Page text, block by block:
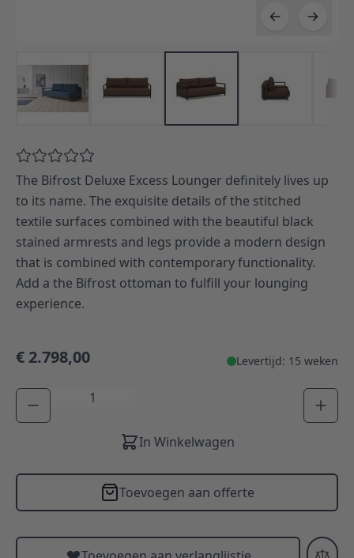
The Bifrost Deluxe Excess Lounger definitely lives up
to its name. The exquisite details of the stitched
textile surfaces combined with the beautiful black
stained armrests and legs provide a modern design
that is combined with contemporary functionality.
Add a the Bifrost ottoman to fulfill your lounging
experience.
€ 2.798,00 Levertijd: 15 weken
Aantal
In Winkelwagen
Toevoegen aan offerte